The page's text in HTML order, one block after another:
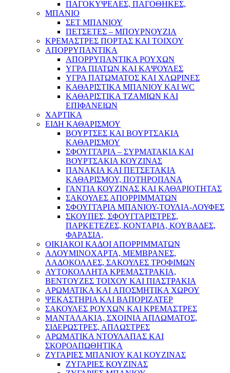
ΠΑΓΟΚΥΨΕΛΕΣ, ΠΑΓΟΘΗΚΕΣ,
ΜΠΑΝΙΟ
ΣΕΤ ΜΠΑΝΙΟΥ
ΠΕΤΣΕΤΕΣ – ΜΠΟΥΡΝΟΥΖΙΑ
ΚΡΕΜΑΣΤΡΕΣ ΠΟΡΤΑΣ ΚΑΙ ΤΟΙΧΟΥ
ΑΠΟΡΡΥΠΑΝΤΙΚΑ
ΑΠΟΡΡΥΠΑΝΤΙΚΑ ΡΟΥΧΩΝ
ΥΓΡΑ ΠΙΑΤΩΝ ΚΑΙ ΚΑΨΟΥΛΕΣ
ΥΓΡΑ ΠΑΤΩΜΑΤΟΣ ΚΑΙ ΧΛΩΡΙΝΕΣ
ΚΑΘΑΡΙΣΤΙΚΑ ΜΠΑΝΙΟΥ ΚΑΙ WC
ΚΑΘΑΡΙΣΤΙΚΑ ΤΖΑΜΙΩΝ ΚΑΙ
ΕΠΙΦΑΝΕΙΩΝ
ΧΑΡΤΙΚΑ
ΕΙΔΗ ΚΑΘΑΡΙΣΜΟΥ
ΒΟΥΡΤΣΕΣ ΚΑΙ ΒΟΥΡΤΣΑΚΙΑ
ΚΑΘΑΡΙΣΜΟΥ
ΣΦΟΥΓΓΑΡΙΑ – ΣΥΡΜΑΤΑΚΙΑ ΚΑΙ
ΒΟΥΡΤΣΑΚΙΑ ΚΟΥΖΙΝΑΣ
ΠΑΝΑΚΙΑ ΚΑΙ ΠΕΤΣΕΤΑΚΙΑ
ΚΑΘΑΡΙΣΜΟΥ, ΠΟΤΗΡΟΠΑΝΑ
ΓΑΝΤΙΑ ΚΟΥΖΙΝΑΣ ΚΑΙ ΚΑΘΑΡΙΟΤΗΤΑΣ
ΣΑΚΟΥΛΕΣ ΑΠΟΡΡΙΜΜΑΤΩΝ
ΣΦΟΥΓΓΑΡΙΑ ΜΠΑΝΙΟΥ-ΤΟΥΛΙΑ-ΛΟΥΦΕΣ
ΣΚΟΥΠΕΣ, ΣΦΟΥΓΓΑΡΙΣΤΡΕΣ,
ΠΑΡΚΕΤΕΖΕΣ, ΚΟΝΤΑΡΙΑ, ΚΟΥΒΑΔΕΣ,
ΦΑΡΑΣΙΑ,
ΟΙΚΙΑΚΟΙ ΚΑΔΟΙ ΑΠΟΡΡΙΜΜΑΤΩΝ
ΑΛΟΥΜΙΝΟΧΑΡΤΑ, ΜΕΜΒΡΑΝΕΣ,
ΛΑΔΟΚΟΛΛΕΣ, ΣΑΚΟΥΛΕΣ ΤΡΟΦΙΜΩΝ
ΑΥΤΟΚΟΛΛΗΤΑ ΚΡΕΜΑΣΤΡΑΚΙΑ,
ΒΕΝΤΟΥΖΕΣ ΤΟΙΧΟΥ ΚΑΙ ΠΙΑΣΤΡΑΚΙΑ
ΑΡΩΜΑΤΙΚΑ KAI ΑΠΟΣΜΗΤΙΚΑ ΧΩΡΟΥ
ΨΕΚΑΣΤΗΡΙΑ ΚΑΙ ΒΑΠΟΡΙΖΑΤΕΡ
ΣΑΚΟΥΛΕΣ ΡΟΥΧΩΝ ΚΑΙ ΚΡΕΜΑΣΤΡΕΣ
ΜΑΝΤΑΛΑΚΙΑ, ΣΧΟΙΝΙΑ ΑΠΛΩΜΑΤΟΣ,
ΣΙΔΕΡΩΣΤΡΕΣ, ΑΠΛΩΣΤΡΕΣ
ΑΡΩΜΑΤΙΚΑ ΝΤΟΥΛΑΠΑΣ ΚΑΙ
ΣΚΟΡΟΑΠΩΘΗΤΙΚΑ
ΖΥΓΑΡΙΕΣ ΜΠΑΝΙΟΥ ΚΑΙ ΚΟΥΖΙΝΑΣ
ΖΥΓΑΡΙΕΣ ΚΟΥΖΙΝΑΣ